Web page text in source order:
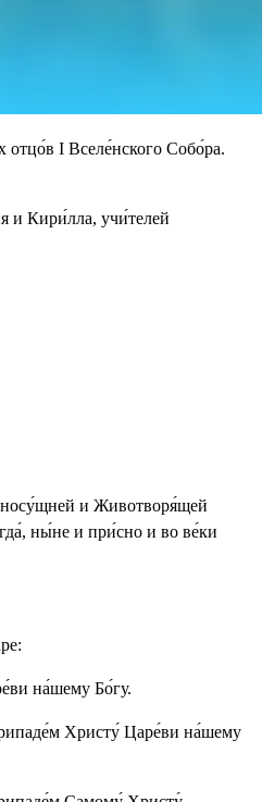
отцо́в I Вселе́нского Собо́ра.
и Кири́лла, учи́телей
и Животворя́щей
ны́не и при́сно и во ве́ки
на́шему Бо́гу.
Христу́ Царе́ви на́шему